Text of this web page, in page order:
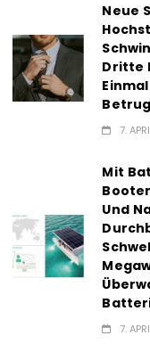
Neue
Dritte
7.
Mit
Und
7.